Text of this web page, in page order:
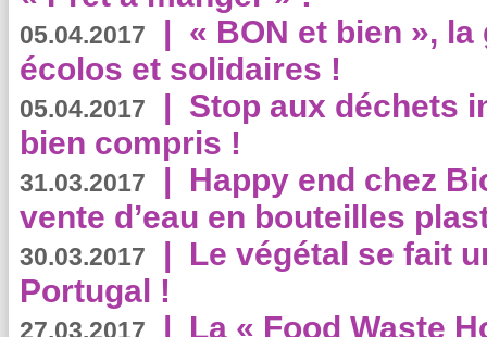
05.04.2017 | « BON et bien »,
écolos et solidaires !
05.04.2017 | Stop aux déchets
bien compris !
31.03.2017 | Happy end chez
vente d’eau en bouteilles
30.03.2017 | Le végétal se fait
Portugal !
27.03.2017 | La « Food Waste